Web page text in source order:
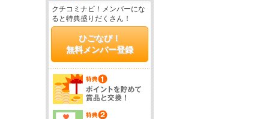
クチコミナビ！メンバーにな
ると特典盛りだくさん！
ひごなび！
無料メンバー登録